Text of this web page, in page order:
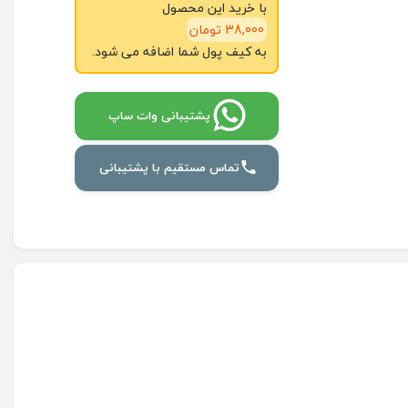
با خرید این محصول
38,000 تومان
به کیف پول شما اضافه می شود.
پشتیبانی وات ساپ
تماس مستقیم با پشتیبانی